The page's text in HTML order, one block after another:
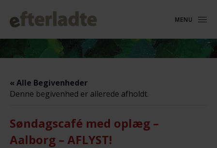
MENU
« Alle Begivenheder
Denne begivenhed er allerede afholdt.
Søndagscafé med oplæg –
Aalborg – AFLYST!